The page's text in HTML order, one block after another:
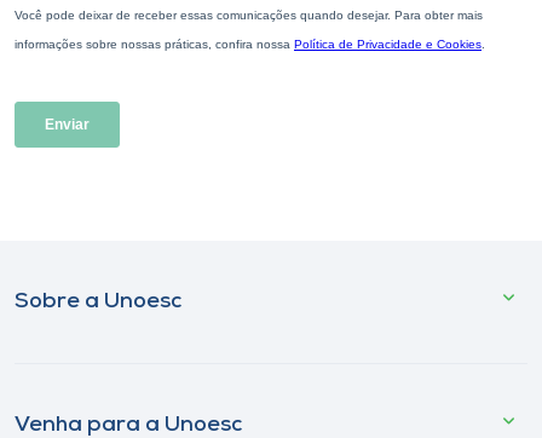
Sobre a Unoesc
Venha para a Unoesc